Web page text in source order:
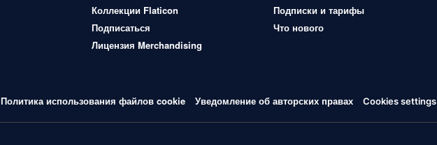
Коллекции Flaticon
Подписаться
Лицензия Merchandising
Подписки и тарифы
Что нового
Политика использования файлов cookie Уведомление об авторских правах Cookies settings